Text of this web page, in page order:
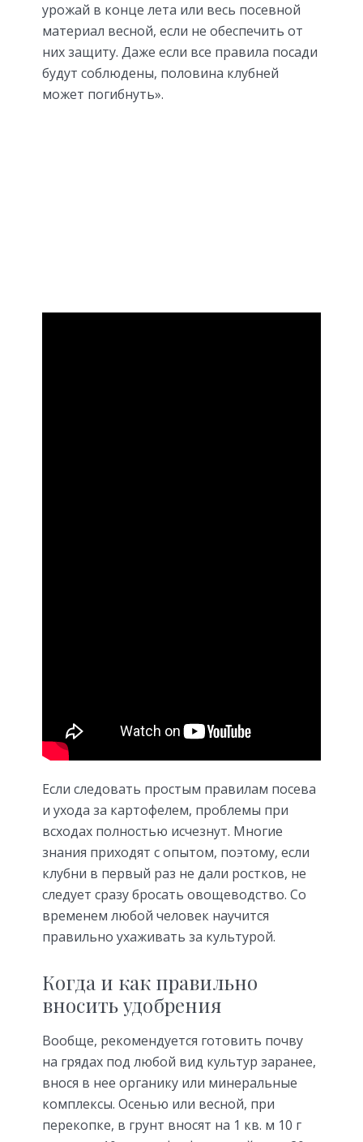
урожай в конце лета или весь посевной
материал весной, если не обеспечить от
них защиту. Даже если все правила посади
будут соблюдены, половина клубней
может погибнуть».
Если следовать простым правилам посева
и ухода за картофелем, проблемы при
всходах полностью исчезнут. Многие
знания приходят с опытом, поэтому, если
клубни в первый раз не дали ростков, не
следует сразу бросать овощеводство. Со
временем любой человек научится
правильно ухаживать за культурой.
Когда и как правильно
вносить удобрения
Вообще, рекомендуется готовить почву
на грядах под любой вид культур заранее,
внося в нее органику или минеральные
комплексы. Осенью или весной, при
перекопке, в грунт вносят на 1 кв. м 10 г